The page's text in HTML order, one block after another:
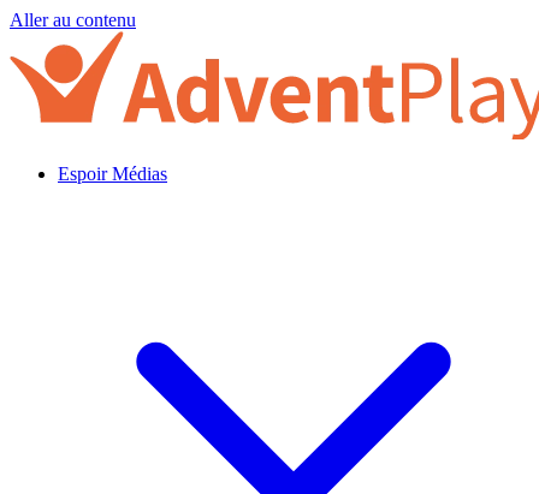
Aller au contenu
Espoir Médias